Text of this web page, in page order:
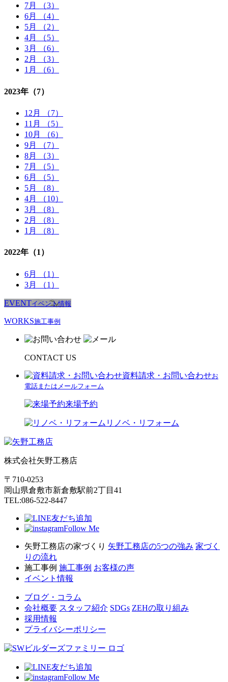
7月 （3）
6月 （4）
5月 （2）
4月 （5）
3月 （6）
2月 （3）
1月 （6）
2023年 （7）
12月 （7）
11月 （5）
10月 （6）
9月 （7）
8月 （3）
7月 （5）
6月 （5）
5月 （8）
4月 （10）
3月 （8）
2月 （8）
1月 （8）
2022年 （1）
6月 （1）
3月 （1）
EVENTイベント情報
WORKS施⼯事例
CONTACT US
資料請求・お問い合わせお
電話またはメールフォーム
来場予約
リノベ・リフォーム
株式会社矢野工務店
〒710-0253
岡山県倉敷市新倉敷駅前2丁目41
TEL:086-522-8447
友だち追加
Follow Me
矢野工務店の家づくり 矢野工務店の5つの強み 家づく
りの流れ
施工事例 施工事例 お客様の声
イベント情報
ブログ・コラム
会社概要 スタッフ紹介 SDGs ZEHの取り組み
採用情報
プライバシーポリシー
友だち追加
Follow Me